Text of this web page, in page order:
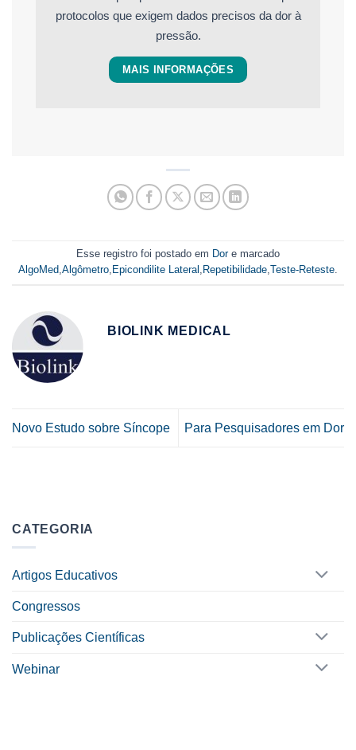
protocolos que exigem dados precisos da dor à
pressão.
MAIS INFORMAÇÕES
Esse registro foi postado em Dore marcado
AlgoMed,Algômetro, Epicondilite Lateral , Repetibilidade,Teste-Reteste.
BIOLINK MEDICAL
Novo Estudo sobre Síncope Para Pesquisadores em Dor
CATEGORIA
Artigos Educativos
Congressos
Publicações Científicas
Webinar